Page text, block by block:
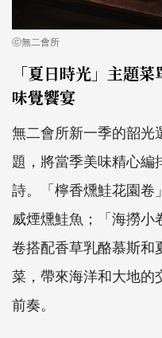
ⓒ無二會所
「夏日時光」主題
味覺饗宴
無二會所新一季的韶光
題，將當季美味精心編
詩。「檸香燻鮭花園卷
威煙燻鮭魚；「海撈
卷搭配香草乳酪慕斯和
菜，帶來海洋和大地的
前奏。